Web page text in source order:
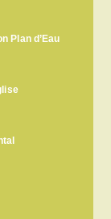
Plan d’Eau